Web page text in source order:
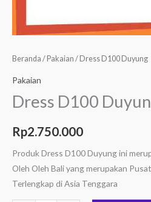
Beranda / Pakaian / Dress D100 Duyung
Pakaian
Dress D100
Rp2.750.000
Produk Dress D100 Duyung ini
Oleh Oleh Bali yang merupakan
Terlengkap di Asia Tenggara